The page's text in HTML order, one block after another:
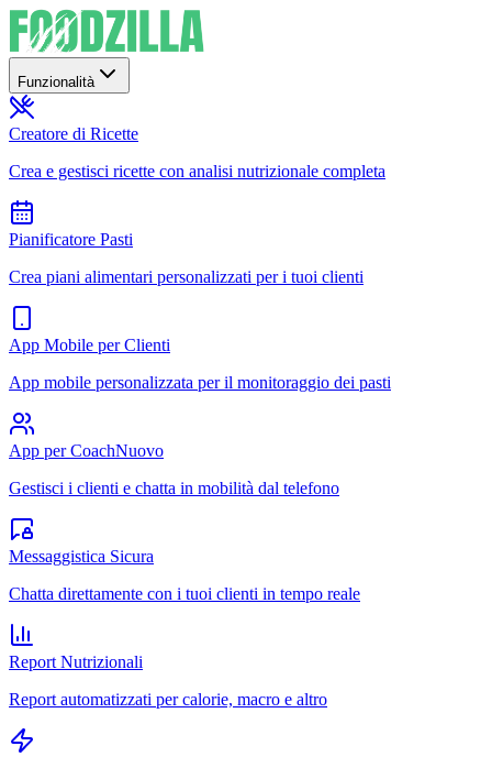
Funzionalità
Creatore di Ricette
Crea e gestisci ricette con analisi nutrizionale completa
Pianificatore Pasti
Crea piani alimentari personalizzati per i tuoi clienti
App Mobile per Clienti
App mobile personalizzata per il monitoraggio dei pasti
App per CoachNuovo
Gestisci i clienti e chatta in mobilità dal telefono
Messaggistica Sicura
Chatta direttamente con i tuoi clienti in tempo reale
Report Nutrizionali
Report automatizzati per calorie, macro e altro